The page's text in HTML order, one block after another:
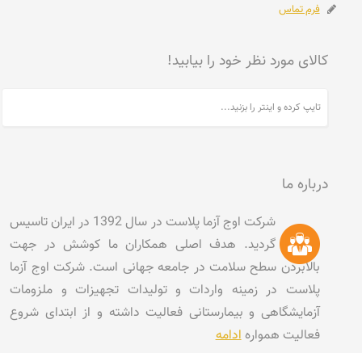
فرم تماس
کالای مورد نظر خود را بیابید!
درباره ما
شرکت اوج آزما پلاست در سال 1392 در ایران تاسیس
گردید. هدف اصلی همکاران ما کوشش در جهت
بالابردن سطح سلامت در جامعه جهانی است. شرکت اوج آزما
پلاست در زمینه واردات و تولیدات تجهیزات و ملزومات
آزمایشگاهی و بیمارستانی فعالیت داشته و از ابتدای شروع
فعالیت هموارهادامه